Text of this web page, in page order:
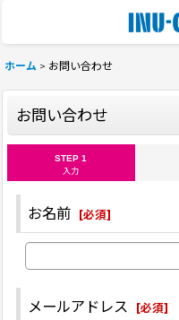
ホーム > お問い合わせ
お問い合わせ
STEP 1
入力
お名前 [必須]
メールアドレス [必須]